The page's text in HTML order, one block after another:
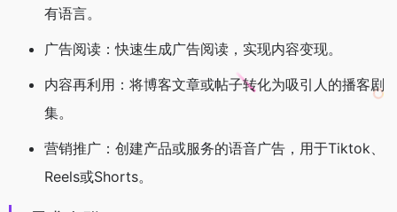
有语言。
广告阅读：快速生成广告阅读，实现内容变现。
内容再利用：将博客文章或帖子转化为吸引人的播客剧
集。
营销推广：创建产品或服务的语音广告，用于Tiktok、
Reels或Shorts。